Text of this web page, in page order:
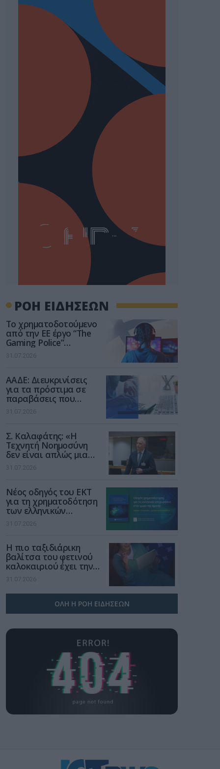
ΡΟΗ ΕΙΔΗΣΕΩΝ
Το χρηματοδοτούμενο
από την ΕΕ έργο “The
Gaming Police”
ενισχύει την ασφάλεια
των παιδιών στο
31.07.2026
ΑΑΔΕ: Διευκρινίσεις
για τα πρόστιμα σε
παραβάσεις που
αφορούν τους ΦΗΜ
31.07.2026
Σ. Καλαφάτης: «Η
Τεχνητή Νοημοσύνη
δεν είναι απλώς μια
νέα τεχνολογία, είναι
μια νέα βιομηχανική
31.07.2026
Νέος οδηγός του ΕΚΤ
για τη χρηματοδότηση
των ελληνικών
επιχειρήσεων στον
χώρο της άμυνας
31.07.2026
Η πιο ταξιδιάρικη
βαλίτσα του φετινού
καλοκαιριού έχει την
υπογραφή της Xiaomi
31.07.2026
ΟΛΗ Η ΡΟΗ ΕΙΔΗΣΕΩΝ